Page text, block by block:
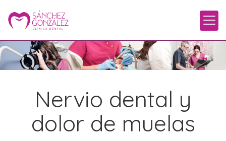
Nervio dental y
dolor de muelas